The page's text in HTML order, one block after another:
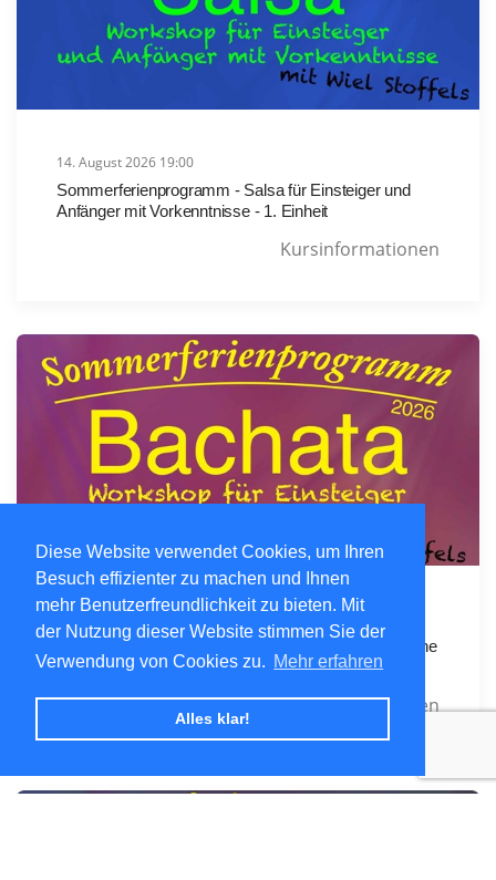
Diese Website verwendet Cookies, um Ihren
Besuch effizienter zu machen und Ihnen
mehr Benutzerfreundlichkeit zu bieten. Mit
der Nutzung dieser Website stimmen Sie der
Verwendung von Cookies zu. Mehr erfahren
Alles klar!
14. August 2026 19:00
Sommerferienprogramm - Salsa für Einsteiger und
Anfänger mit Vorkenntnisse - 1. Einheit
Kursinformationen
Sommerferienprogramm - Bachata für Einsteiger ohne
Vorkenntnisse - 1. Einheit
Kursinformationen